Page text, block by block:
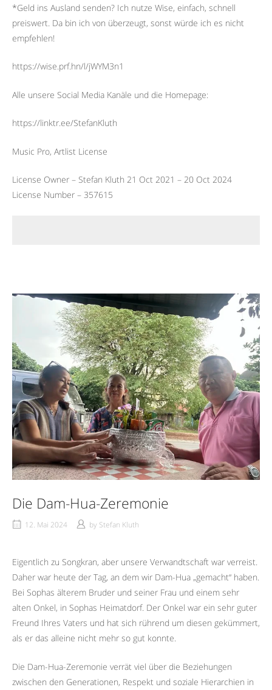
*Geld ins Ausland senden? Ich nutze Wise, einfach, schnell
preiswert. Da bin ich von überzeugt, sonst würde ich es nicht
empfehlen!
https://wise.prf.hn/l/jWYM3n1
Alle unsere Social Media Kanäle und die Homepage:
https://linktr.ee/StefanKluth
Music Pro, Artlist License
License Owner – Stefan Kluth 21 Oct 2021 – 20 Oct 2024
License Number – 357615
Die Dam-Hua-Zeremonie
12. Mai 2024 by Stefan Kluth
Eigentlich zu Songkran, aber unsere Verwandtschaft war verreist.
Daher war heute der Tag, an dem wir Dam-Hua „gemacht“ haben.
Bei Sophas älterem Bruder und seiner Frau und einem sehr
alten Onkel, in Sophas Heimatdorf. Der Onkel war ein sehr guter
Freund Ihres Vaters und hat sich rührend um diesen gekümmert,
als er das alleine nicht mehr so gut konnte.
Die Dam-Hua-Zeremonie verrät viel über die Beziehungen
zwischen den Generationen, Respekt und soziale Hierarchien in